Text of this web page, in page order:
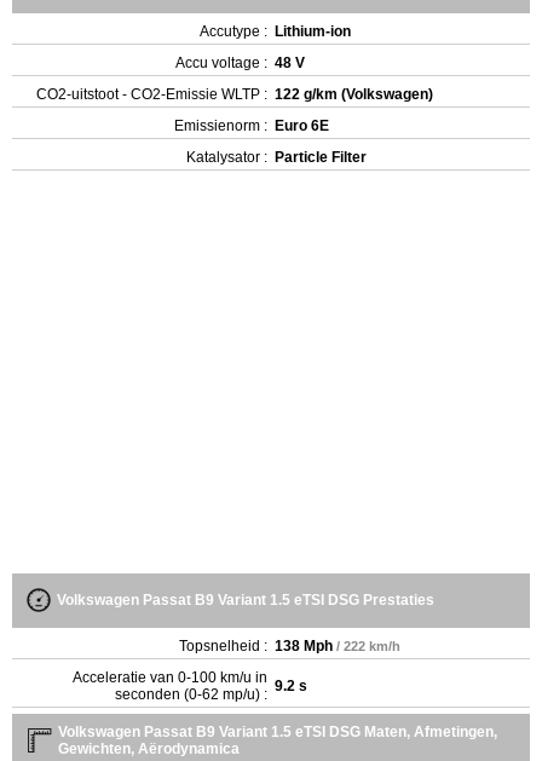
Accutype : Lithium-ion
Accu voltage : 48 V
CO2-uitstoot - CO2-Emissie WLTP : 122 g/km (Volkswagen)
Emissienorm : Euro 6E
Katalysator : Particle Filter
Volkswagen Passat B9 Variant 1.5 eTSI DSG Prestaties
Topsnelheid : 138 Mph / 222 km/h
Acceleratie van 0-100 km/u in
seconden (0-62 mp/u) : 9.2 s
Volkswagen Passat B9 Variant 1.5 eTSI DSG Maten, Afmetingen,
Gewichten, Aërodynamica